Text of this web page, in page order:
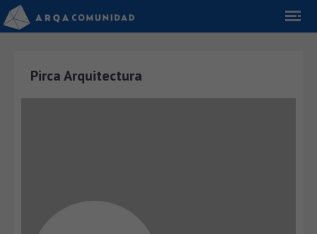
Pirca Arquitectura